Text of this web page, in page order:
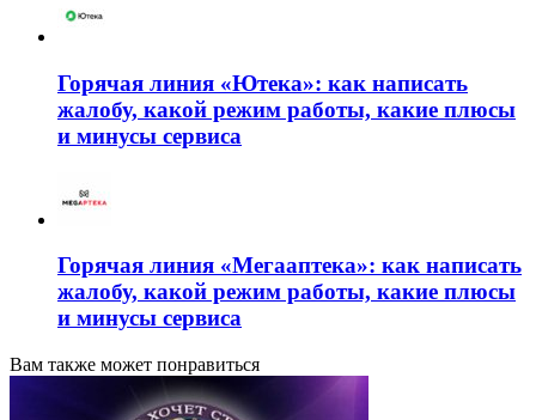
Горячая линия «Ютека»: как написать
жалобу, какой режим работы, какие плюсы
и минусы сервиса
Горячая линия «Мегааптека»: как написать
жалобу, какой режим работы, какие плюсы
и минусы сервиса
Вам также может понравиться